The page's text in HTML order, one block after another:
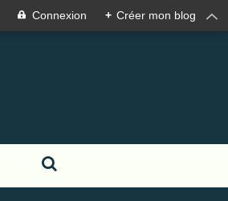
Connexion + Créer mon blog